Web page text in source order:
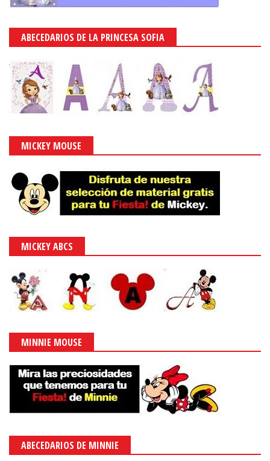
ABECEDARIOS DE LA PRINCESA SOFIA
MICKEY MOUSE
MICKEY ABCS
MINNIE MOUSE
ABECEDARIOS DE MINNIE